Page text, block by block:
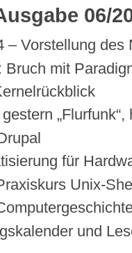
06/
– Vorstellung des
Bruch mit
„Flurfunk“,
für
Unix-
und